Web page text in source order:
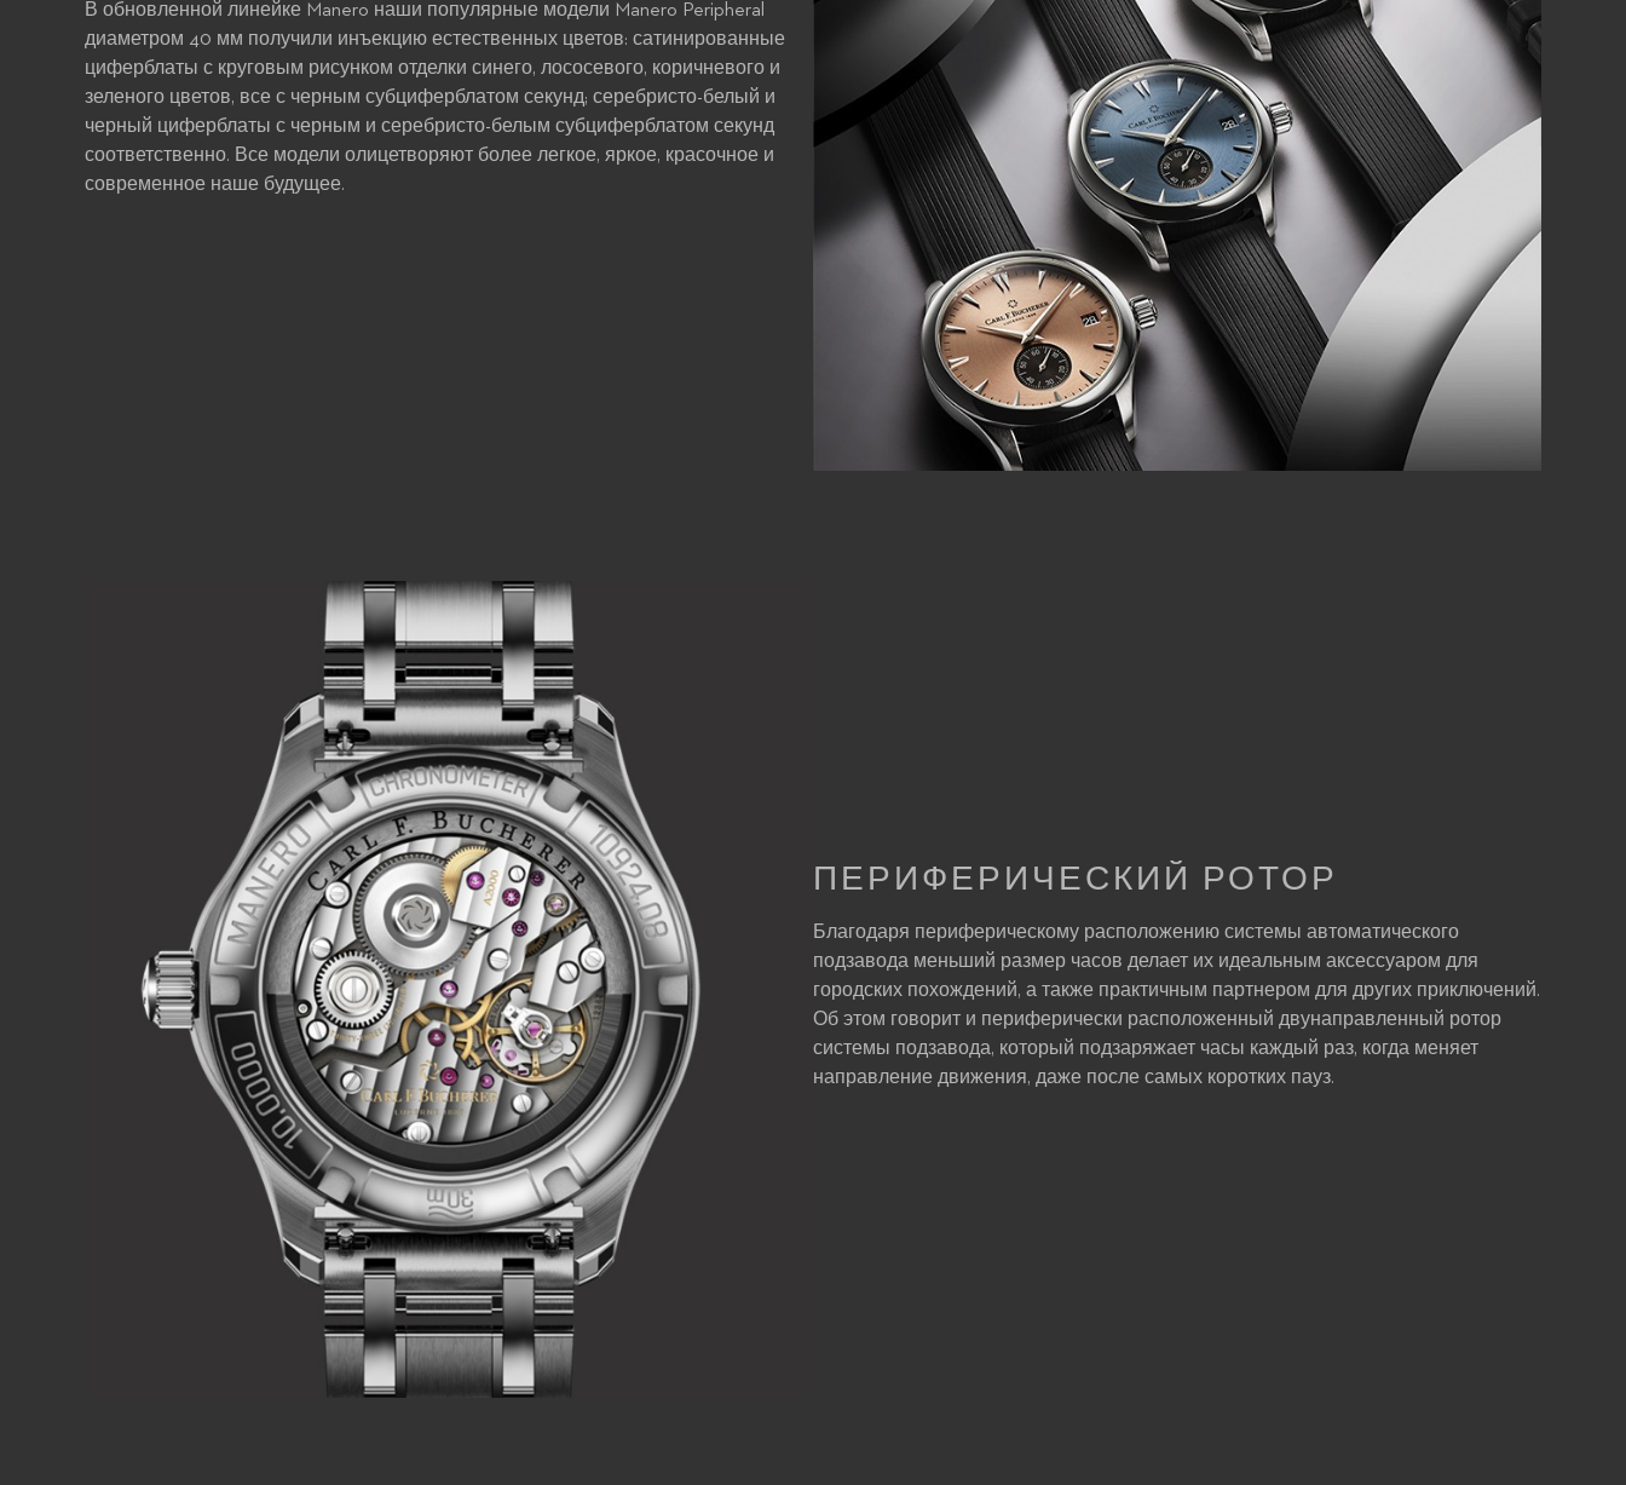
В обновленной линейке Manero наши популярные модели Manero Peripheral
диаметром 40 мм получили инъекцию естественных цветов: сатинированные
циферблаты с круговым рисунком отделки синего, лососевого, коричневого и
зеленого цветов, все с черным субциферблатом секунд; серебристо-белый и
черный циферблаты с черным и серебристо-белым субциферблатом секунд
соответственно. Все модели олицетворяют более легкое, яркое, красочное и
современное наше будущее.
ПЕРИФЕРИЧЕСКИЙ РОТОР
Благодаря периферическому расположению системы автоматического
подзавода меньший размер часов делает их идеальным аксессуаром для
городских похождений, а также практичным партнером для других приключений.
Об этом говорит и периферически расположенный двунаправленный ротор
системы подзавода, который подзаряжает часы каждый раз, когда меняет
направление движения, даже после самых коротких пауз.